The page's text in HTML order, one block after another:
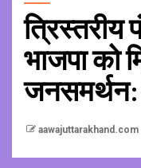
त्रिस्तरीय
भाजपा को
जनसमर्थन:
aawajuttarakhand.com